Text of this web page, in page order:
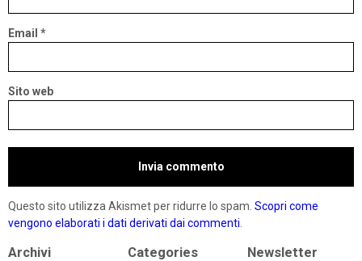
Email *
Sito web
Questo sito utilizza Akismet per ridurre lo spam. Scopri come
vengono elaborati i dati derivati dai commenti
Archivi Categories Newsletter